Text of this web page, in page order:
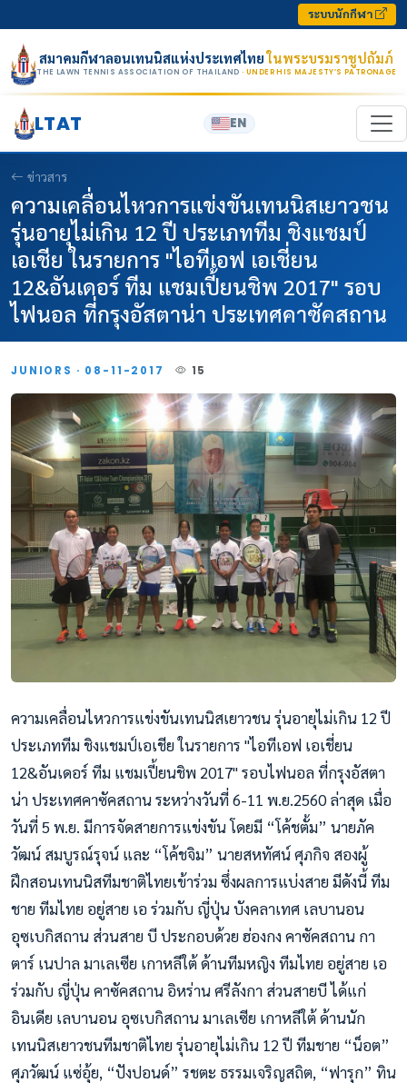
ระบบนักกีฬา
สมาคมกีฬาลอนเทนนิสแห่งประเทศไทยในพระบรมราชูปถัมภ์
THE LAWN TENNIS ASSOCIATION OF THAILAND · UNDER HIS MAJESTY’S PATRONAGE
LTAT EN
ข่าวสาร
ความเคลื่อนไหวการแข่งขันเทนนิสเยาวชน
รุ่นอายุไม่เกิน 12 ปี ประเภททีม ชิงแชมป์
เอเชีย ในรายการ "ไอทีเอฟ เอเชี่ยน
12&อันเดอร์ ทีม แชมเปี้ยนชิพ 2017" รอบ
ไฟนอล ที่กรุงอัสตาน่า ประเทศคาซัคสถาน
JUNIORS · 08-11-2017 15
ความเคลื่อนไหวการแข่งขันเทนนิสเยาวชน รุ่นอายุไม่เกิน 12 ปี
ประเภททีม ชิงแชมป์เอเชีย ในรายการ "ไอทีเอฟ เอเชี่ยน
12&อันเดอร์ ทีม แชมเปี้ยนชิพ 2017" รอบไฟนอล ที่กรุงอัสตา
น่า ประเทศคาซัคสถาน ระหว่างวันที่ 6-11 พ.ย.2560 ล่าสุด เมื่อ
วันที่ 5 พ.ย. มีการจัดสายการแข่งขัน โดยมี “โค้ชตั้ม” นายภัค
วัฒน์ สมบูรณ์รุจน์ และ “โค้ชจิม” นายสหทัศน์ ศุภกิจ สองผู้
ฝึกสอนเทนนิสทีมชาติไทยเข้าร่วม ซึ่งผลการแบ่งสาย มีดังนี้ ทีม
ชาย ทีมไทย อยู่สาย เอ ร่วมกับ ญี่ปุ่น บังคลาเทศ เลบานอน
อุซเบกิสถาน ส่วนสายบี ประกอบด้วย ฮ่องกง คาซัคสถาน กา
ตาร์ เนปาล มาเลเซีย เกาหลีใต้ ด้านทีมหญิง ทีมไทย อยู่สาย เอ
ร่วมกับ ญี่ปุ่น คาซัคสถาน อิหร่าน ศรีลังกา ส่วนสายบี ได้แก่
อินเดีย เลบานอน อุซเบกิสถาน มาเลเซีย เกาหลีใต้ด้านนัก
เทนนิสเยาวชนทีมชาติไทย รุ่นอายุไม่เกิน 12 ปี ทีมชาย “น็อต”
ศุภวัฒน์ แซ่อุ้ย, “ปังปอนด์” รชตะ ธรรมเจริญสถิต, “ฟารุก” ทิน